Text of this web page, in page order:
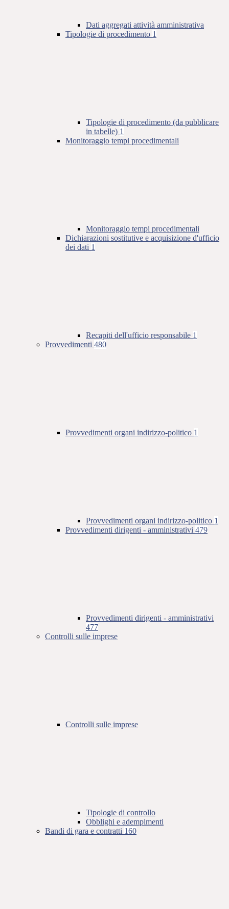
Dati aggregati attività amministrativa
Tipologie di procedimento 1
Tipologie di procedimento (da pubblicare
in tabelle) 1
Monitoraggio tempi procedimentali
Monitoraggio tempi procedimentali
Dichiarazioni sostitutive e acquisizione d'ufficio
dei dati 1
Recapiti dell'ufficio responsabile 1
Provvedimenti 480
Provvedimenti organi indirizzo-politico 1
Provvedimenti organi indirizzo-politico 1
Provvedimenti dirigenti - amministrativi 479
Provvedimenti dirigenti - amministrativi
477
Controlli sulle imprese
Controlli sulle imprese
Tipologie di controllo
Obblighi e adempimenti
Bandi di gara e contratti 160